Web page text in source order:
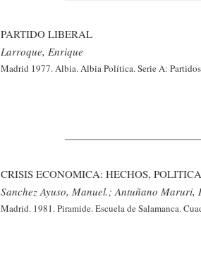
PARTIDO LIBERAL
Larroque, Enrique
Madrid 1977. Albia. Albia Política. Serie A:
CRISIS ECONOMICA: HECHOS,
Sanchez Ayuso, Manuel.; Antuñano Maruri,
Madrid. 1981. Piramide. Escuela de Salamanca.